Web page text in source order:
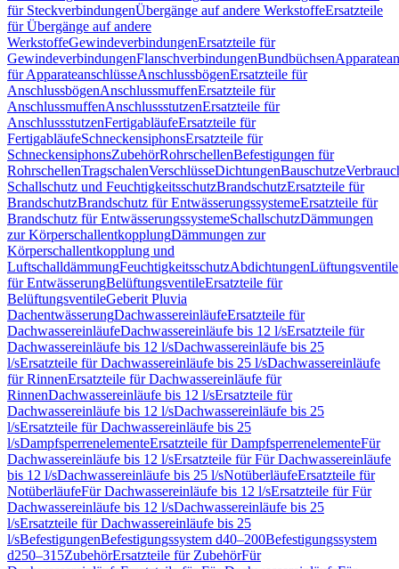
für SteckverbindungenÜbergänge auf andere WerkstoffeErsatzteile
für Übergänge auf andere
WerkstoffeGewindeverbindungenErsatzteile für
GewindeverbindungenFlanschverbindungenBundbüchsen
für ApparateanschlüsseAnschlussbögenErsatzteile für
AnschlussbögenAnschlussmuffenErsatzteile für
AnschlussmuffenAnschlussstutzenErsatzteile für
AnschlussstutzenFertigabläufeErsatzteile für
FertigabläufeSchneckensiphonsErsatzteile für
SchneckensiphonsZubehörRohrschellenBefestigungen für
RohrschellenTragschalenVerschlüsseDichtungenBauschutze
Schallschutz und FeuchtigkeitsschutzBrandschutzErsatzteile für
BrandschutzBrandschutz für EntwässerungssystemeErsatzteile für
Brandschutz für EntwässerungssystemeSchallschutzDämmungen
zur KörperschallentkopplungDämmungen zur
Körperschallentkopplung und
LuftschalldämmungFeuchtigkeitsschutzAbdichtungenLüftungsventile
für EntwässerungBelüftungsventileErsatzteile für
BelüftungsventileGeberit Pluvia
DachentwässerungDachwassereinläufeErsatzteile für
DachwassereinläufeDachwassereinläufe bis 12 l/sErsatzteile für
Dachwassereinläufe bis 12 l/sDachwassereinläufe bis 25
l/sErsatzteile für Dachwassereinläufe bis 25 l/sDachwassereinläufe
für RinnenErsatzteile für Dachwassereinläufe für
RinnenDachwassereinläufe bis 12 l/sErsatzteile für
Dachwassereinläufe bis 12 l/sDachwassereinläufe bis 25
l/sErsatzteile für Dachwassereinläufe bis 25
l/sDampfsperrenelementeErsatzteile für DampfsperrenelementeFür
Dachwassereinläufe bis 12 l/sErsatzteile für Für Dachwassereinläufe
bis 12 l/sDachwassereinläufe bis 25 l/sNotüberläufeErsatzteile für
NotüberläufeFür Dachwassereinläufe bis 12 l/sErsatzteile für Für
Dachwassereinläufe bis 12 l/sDachwassereinläufe bis 25
l/sErsatzteile für Dachwassereinläufe bis 25
l/sBefestigungenBefestigungssystem d40–200Befestigungssystem
d250–315ZubehörErsatzteile für ZubehörFür